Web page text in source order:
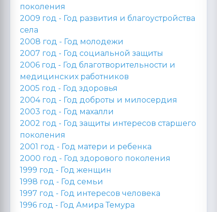
поколения
2009 год - Год развития и благоустройства
села
2008 год - Год молодежи
2007 год - Год социальной защиты
2006 год - Год благотворительности и
медицинских работников
2005 год - Год здоровья
2004 год - Год доброты и милосердия
2003 год - Год махалли
2002 год - Год защиты интересов старшего
поколения
2001 год - Год матери и ребенка
2000 год - Год здорового поколения
1999 год - Год женщин
1998 год - Год семьи
1997 год - Год интересов человека
1996 год - Год Амира Темура